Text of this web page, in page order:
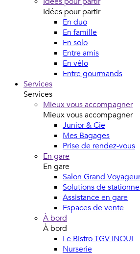
Idées pour partir
En duo
En famille
En solo
Entre amis
En vélo
Entre gourmands
Services
Services
Mieux vous accompagner
Mieux vous accompagner
Junior & Cie
Mes Bagages
Prise de rendez-vous
En gare
En gare
Salon Grand
Solutions de
Assistance en gare
Espaces de vente
À bord
À bord
Le Bistro TGV INOUI
Nurserie